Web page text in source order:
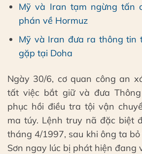
Mỹ và Iran tạm ngừng tấn
phán về Hormuz
Mỹ và Iran đưa ra thông tin
gặp tại Doha
Ngày 30/6, cơ quan công an
tất việc bắt giữ và đưa
phục hồi điều tra tội vận
ma túy. Lệnh truy nã đặc biệt
tháng 4/1997, sau khi ông ta
Sơn ngay lúc bị phát hiện đang